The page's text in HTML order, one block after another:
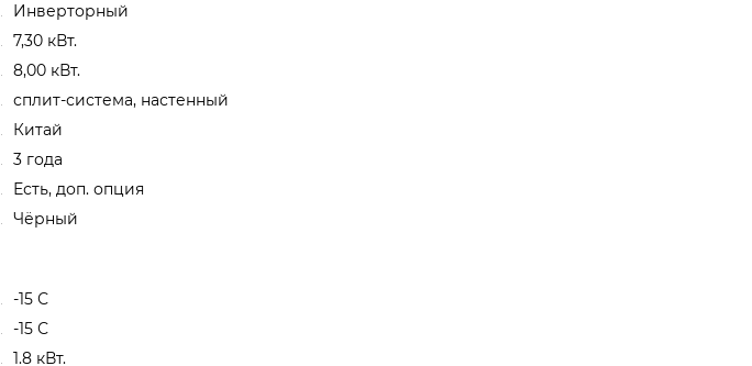
Инверторный
7,30 кВт.
8,00 кВт.
сплит-система, настенный
Китай
3 года
Есть, доп. опция
Чёрный
-15 С
-15 С
1.8 кВт.